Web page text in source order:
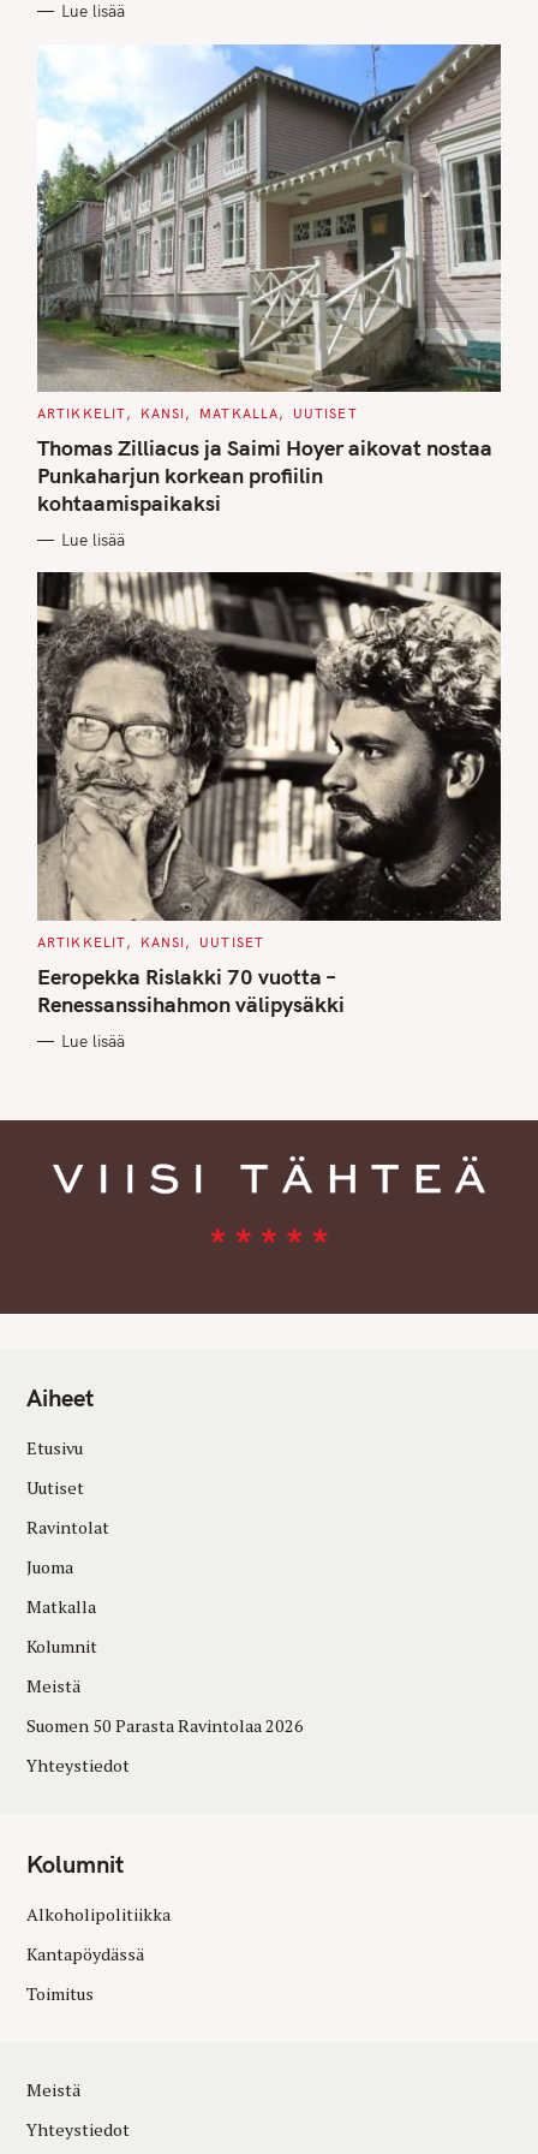
I
Lue lisää
C
T
E
G
O
R
I
S
ARTIKKELIT KANSI MATKALLA UUTISET
Thomas Zilliacus ja Saimi Hoyer aikovat nostaa
Punkaharjun korkean profiilin
kohtaamispaikaksi
Lue lisää
C
T
E
G
O
I
ARTIKKELIT KANSI UUTISET
Eeropekka Rislakki 70 vuotta –
Renessanssihahmon välipysäkki
Lue lisää
Aiheet
Etusivu
Uutiset
Ravintolat
Juoma
Matkalla
Kolumnit
Meistä
Suomen 50 Parasta Ravintolaa 2026
Yhteystiedot
Kolumnit
Alkoholipolitiikka
Kantapöydässä
Toimitus
Meistä
Yhteystiedot